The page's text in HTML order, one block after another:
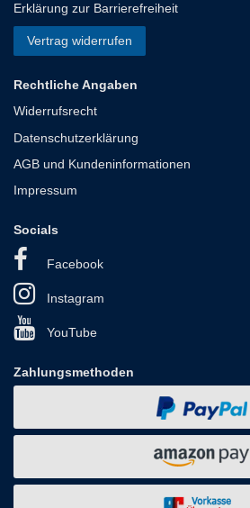
Erklärung zur Barrierefreiheit
Vertrag widerrufen
Rechtliche Angaben
Widerrufsrecht
Datenschutzerklärung
AGB und Kundeninformationen
Impressum
Socials
Facebook
Instagram
YouTube
Zahlungsmethoden